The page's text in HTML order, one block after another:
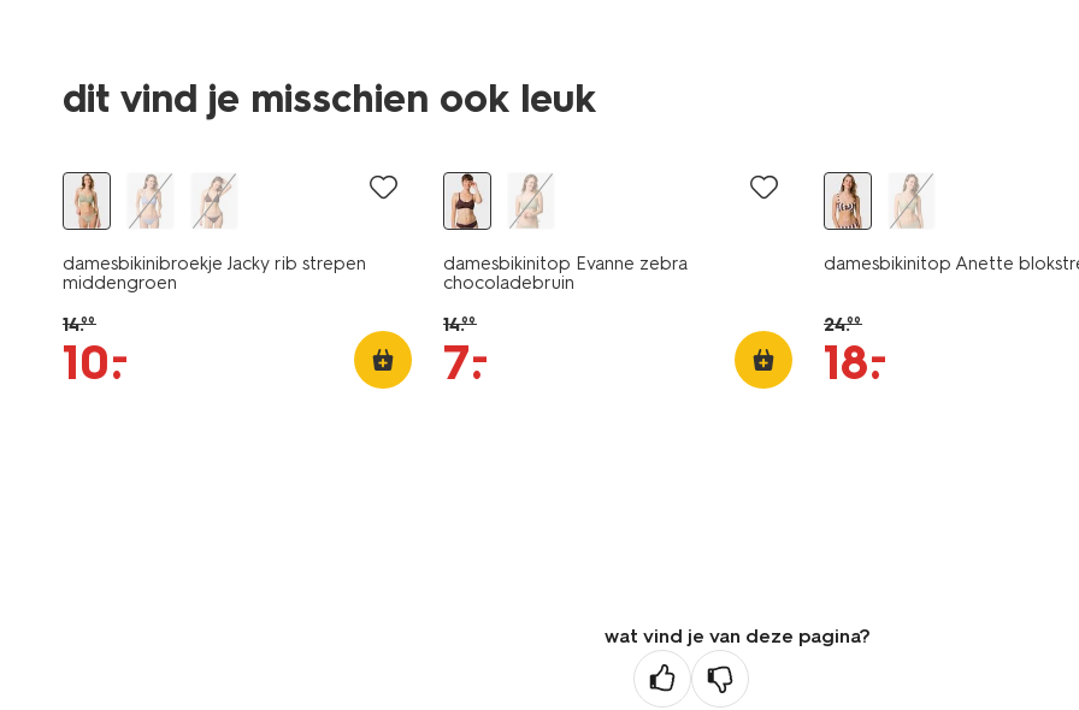
dit vind je misschien ook leuk
damesbikinibroekje Jacky rib strepen
middengroen
14.99
10.
–
damesbikinitop Evanne zebra
chocoladebruin
14.99
7.
–
damesbikinitop Anette
24.99
18.
–
wat vind je van deze pagina?